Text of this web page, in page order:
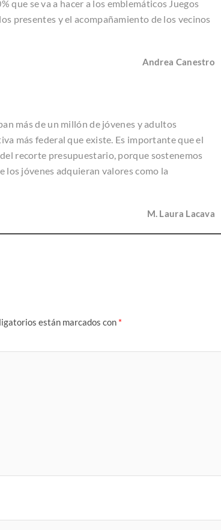
que se va a hacer a los emblemáticos Juegos
presentes y el acompañamiento de los vecinos
Andrea Canestro
más de un millón de jóvenes y adultos
más federal que existe. Es importante que el
recorte presupuestario, porque sostenemos
los jóvenes adquieran valores como la
M. Laura Lacava
están marcados con *